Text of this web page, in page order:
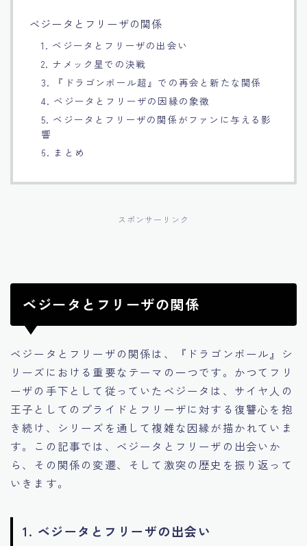
اللغة العربية
Français
Bahasa Indonesia
ベジータとフリーザの関係
1. ベジータとフリーザの出会い
2. ナメック星での決戦
3. 『ドラゴンボール超』での再会と新たな関係
4. ベジータとフリーザの因縁の象徴
5. ベジータとフリーザの関係がファンに与える影
響
6. まとめ
スポンサーリンク
ベジータとフリーザの関係
ベジータとフリーザの関係は、『ドラゴンボール』シ
リーズにおける重要なテーマの一つです。かつてフリ
ーザの手下として従っていたベジータは、サイヤ人の
王子としてのプライドとフリーザに対する復讐心を抱
き続け、シリーズを通して複雑な因縁が描かれていま
す。この記事では、ベジータとフリーザの出会いか
ら、その関係の変遷、そして激突の歴史を振り返って
いきます。
1. ベジータとフリーザの出会い